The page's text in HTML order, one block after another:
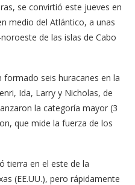
se convirtió este jueves en
medio del Atlántico, a unas
de las islas de Cabo
formado seis huracanes en la
Ida, Larry y Nicholas, de
la categoría mayor (3
que mide la fuerza de los
tierra en el este de la
(EE.UU.), pero rápidamente